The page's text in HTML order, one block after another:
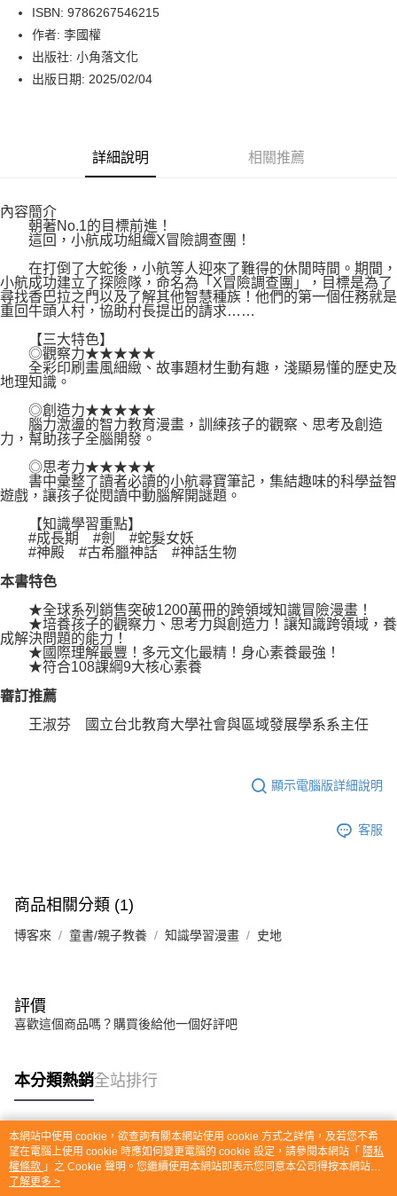
LINE Pay
Apple Pay
街口支付
博客來商品配送方式
每筆NT$80，滿NT$1,000(含以上)免運費
ISBN: 9786267546215
作者: 李國權
出版社: 小角落文化
出版日期: 2025/02/04
詳細說明 相關推薦
內容簡介
朝著No.1的目標前進！
這回，小航成功組織X冒險調查團！
在打倒了大蛇後，小航等人迎來了難得的休閒時間。期間，
小航成功建立了探險隊，命名為「X冒險調查團」，目標是為了
尋找香巴拉之門以及了解其他智慧種族！他們的第一個任務就是
重回牛頭人村，協助村長提出的請求……
【三大特色】
◎觀察力★★★★★
全彩印刷畫風細緻、故事題材生動有趣，淺顯易懂的歷史及
地理知識。
◎創造力★★★★★
腦力激盪的智力教育漫畫，訓練孩子的觀察、思考及創造
力，幫助孩子全腦開發。
◎思考力★★★★★
書中彙整了讀者必讀的小航尋寶筆記，集結趣味的科學益智
遊戲，讓孩子從閱讀中動腦解開謎題。
【知識學習重點】
#成長期 #劍 #蛇髮女妖
#神殿 #古希臘神話 #神話生物
本書特色
★全球系列銷售突破1200萬冊的跨領域知識冒險漫畫！
★培養孩子的觀察力、思考力與創造力！讓知識跨領域，養
成解決問題的能力！
★國際理解最豐！多元文化最精！身心素養最強！
★符合108課綱9大核心素養
審訂推薦
王淑芬 國立台北教育大學社會與區域發展學系系主任
顯示電腦版詳細說明
客服
商品相關分類 (1)
博客來 童書/親子教養 知識學習漫畫 史地
評價
喜歡這個商品嗎？購買後給他一個好評吧
本分類熱銷全站排行
熱門標籤
本網站中使用 cookie，欲查詢有關本網站使用 cookie 方式之詳情，及若您不希
望在電腦上使用 cookie 時應如何變更電腦的 cookie 設定，請參閱本網站「 隱私
權條款 」之 Cookie 聲明。您繼續使用本網站即表示您同意本公司得按本網站使
用條款之 Cookie 聲明使用 cookie。
了解更多 >